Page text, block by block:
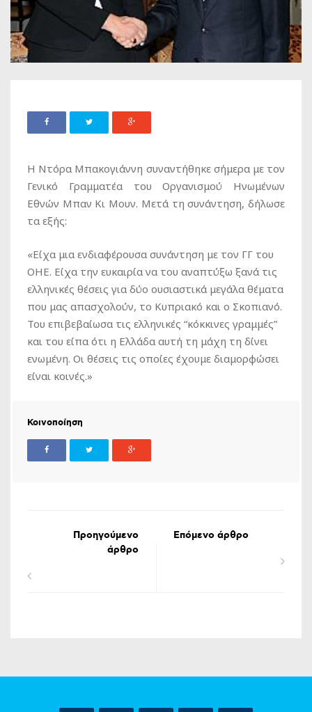
Η Ντόρα Μπακογιάννη συναντήθηκε σήμερα με τον
Γενικό Γραμματέα του Οργανισμού Ηνωμένων
Εθνών Μπαν Κι Μουν. Μετά τη συνάντηση, δήλωσε
τα εξής:
«Είχα μια ενδιαφέρουσα συνάντηση με τον ΓΓ του
ΟΗΕ. Είχα την ευκαιρία να του αναπτύξω ξανά τις
ελληνικές θέσεις για δύο ουσιαστικά μεγάλα θέματα
που μας απασχολούν, το Κυπριακό και ο Σκοπιανό.
Του επιβεβαίωσα τις ελληνικές “κόκκινες γραμμές”
και του είπα ότι η Ελλάδα αυτή τη μάχη τη δίνει
ενωμένη. Οι θέσεις τις οποίες έχουμε διαμορφώσει
είναι κοινές.»
Κοινοποίηση
Προηγούμενο
άρθρο
Επόμενο άρθρο